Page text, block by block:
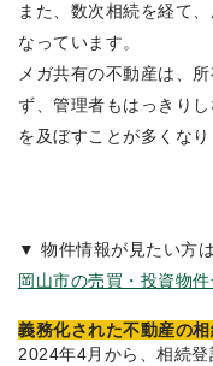
また、数次相続を経て
なっています。
メガ共有の不動産は、
ず、管理者もはっきり
を及ぼすことが多くなり
▼ 物件情報が見たい方
岡山市の売買・投資物
義務化された不動産の
2024年4月から、相続登